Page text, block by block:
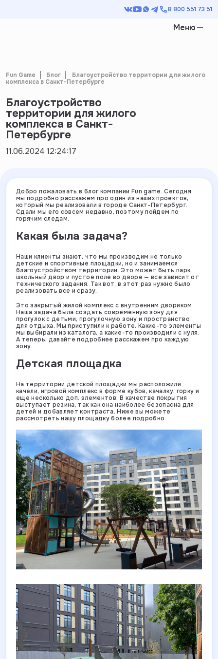
8 800 551 73 51
Меню
Fun Game Блог
Благоустройство территории для жилого
комплекса в Санкт-Петербурге
Благоустройство
территории для жилого
комплекса в Санкт-
Петербурге
11.06.2024 12:24:17
Добро пожаловать в блог компании Fun game. Сегодня
мы подробно расскажем про один из наших проектов,
который мы реализовали в городе Санкт-Петербург.
Сдали мы его совсем недавно, поэтому пойдем по
горячим следам.
Какая была задача?
Наши клиенты знают, что мы производим не только
детские и спортивные площадки, но и занимаемся
благоустройством территории. Это может быть парк,
школьный двор и пустое поле во дворе — все зависит от
технического задания. Так вот, в этот раз нужно было
реализовать все и сразу.
Это закрытый жилой комплекс с внутренним двориком.
Наша задача была создать современную зону для
прогулок с детьми, прогулочную зону и пространство
для отдыха. Мы приступили к работе. Какие-то элементы
мы выбирали из каталога, а какие-то производили с нуля.
А теперь, давайте подробнее расскажем про каждую
зону.
Детская площадка
На территории детской площадки мы расположили
качели, игровой комплекс в форме кубов, качалку, горку и
еще несколько доп. элементов. В качестве покрытия
выступает резина, так как она наиболее безопасна для
детей и добавляет контраста. Ниже вы можете
рассмотреть нашу площадку более подробно.